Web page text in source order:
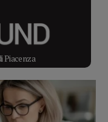
Piacenza